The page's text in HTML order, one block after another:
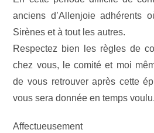
anciens d’Allenjoie adhérents
Sirènes et à tout les autres.
Respectez bien les règles de
chez vous, le comité et moi
de vous retrouver après cette
vous sera donnée en temps voulu.
Affectueusement